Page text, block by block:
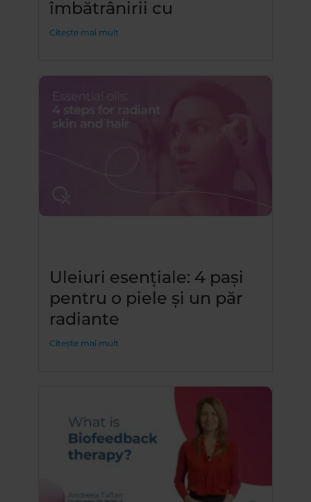
îmbătrânirii cu
Citește mai mult
Uleiuri esențiale: 4 pași
pentru o piele și un păr
radiante
Citește mai mult